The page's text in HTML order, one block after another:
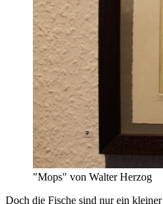
"Mops" von Walter Herzog
Doch die Fische sind nur ein